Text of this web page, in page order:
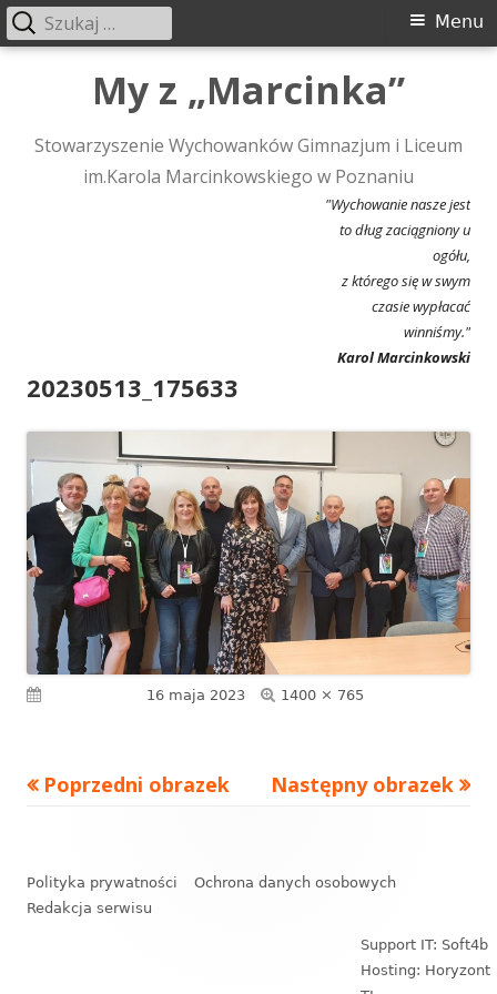
My z „Marcinka”
Stowarzyszenie Wychowanków Gimnazjum i Liceum
im.Karola Marcinkowskiego w Poznaniu
"Wychowanie nasze jest
to dług zaciągniony u
ogółu,
z którego się w swym
czasie wypłacać
winniśmy."
Karol Marcinkowski
Menu
główne
Menu
Szukaj:
20230513_175633
16 maja 2023
Pełny
1400 × 765
Poprzedni obrazek Następny obrazek
stopki
Polityka prywatności
Ochrona danych osobowych
Redakcja serwisu
Support IT: Soft4b
Hosting: Horyzont